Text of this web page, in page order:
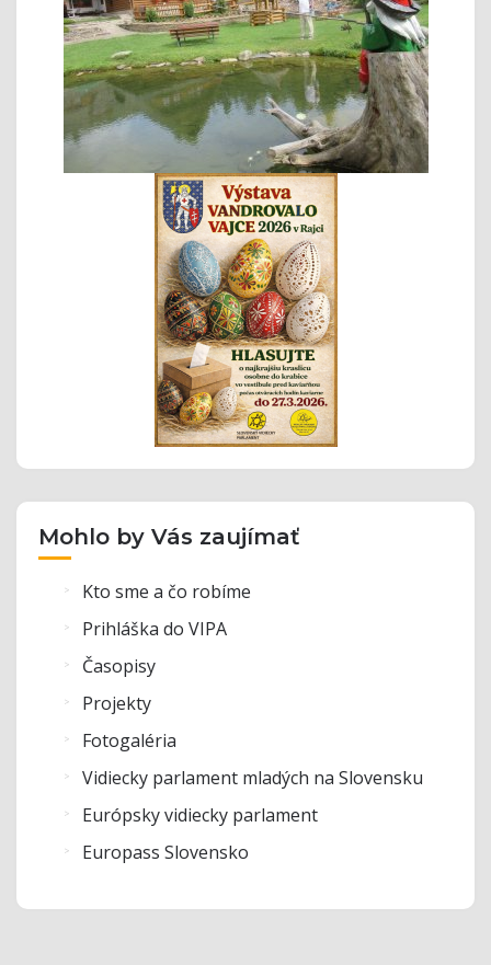
Mohlo by Vás zaujímať
Kto sme a čo robíme
Prihláška do VIPA
Časopisy
Projekty
Fotogaléria
Vidiecky parlament mladých na Slovensku
Európsky vidiecky parlament
Europass Slovensko